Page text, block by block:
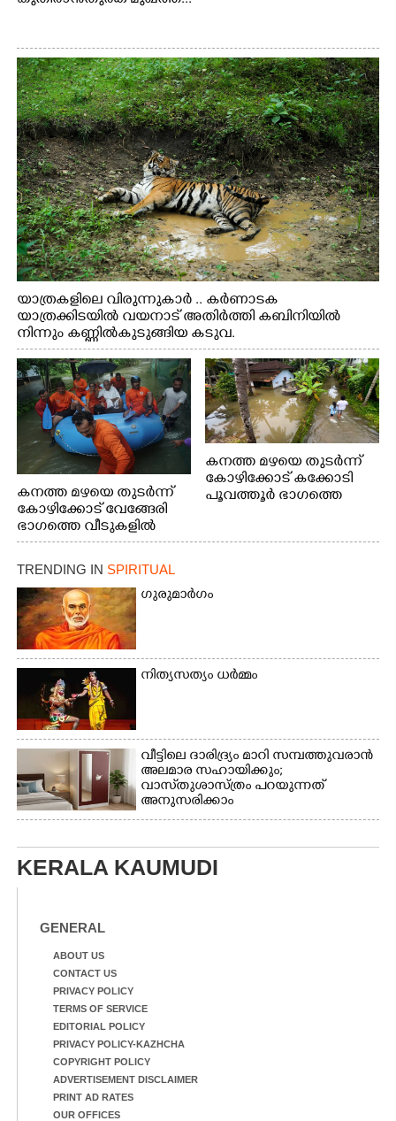
യാത്രകളിലെ വിരുന്നുകാർ .. കർണാടക
യാത്രക്കിടയിൽ വയനാട് അതിർത്തി കബിനിയിൽ
നിന്നും കണ്ണിൽകുടുങ്ങിയ കടുവ.
കനത്ത മഴയെ തുടർന്ന്
കോഴിക്കോട് വേങ്ങേരി
ഭാഗത്തെ വീടുകളിൽ
വെള്ളം
കയറിയപ്പോൾ ആളുകളെ
സുരക്ഷിത സ്ഥാനത്തേക്ക്
മാറ്റുന്ന സുരക്ഷാസേനാം
ഗങ്ങൾ
കനത്ത മഴയെ തുടർന്ന്
കോഴിക്കോട് കക്കോടി
പൂവത്തൂർ ഭാഗത്തെ
TRENDING IN SPIRITUAL
ഗുരുമാർഗം
നിത്യസത്യം ധർമ്മം
വീട്ടിലെ ദാരിദ്ര്യം മാറി സമ്പത്തുവരാൻ
അലമാര സഹായിക്കും;
വാസ്‌തുശാസ്ത്രം പറയുന്നത്
അനുസരിക്കാം
KERALA KAUMUDI
GENERAL
ABOUT US
CONTACT US
PRIVACY POLICY
TERMS OF SERVICE
EDITORIAL POLICY
PRIVACY POLICY-KAZHCHA
COPYRIGHT POLICY
ADVERTISEMENT DISCLAIMER
PRINT AD RATES
OUR OFFICES